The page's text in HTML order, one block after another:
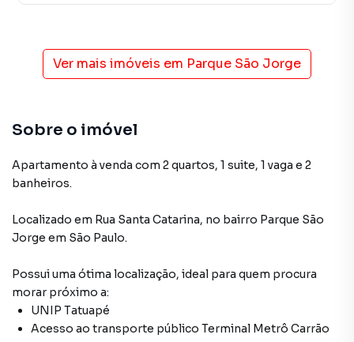
Ver mais imóveis em Parque São Jorge
Sobre o imóvel
Apartamento à venda com 2 quartos, 1 suite, 1 vaga e 2
banheiros.
Localizado em Rua Santa Catarina, no bairro Parque São
Jorge em São Paulo.
Possui uma ótima localização, ideal para quem procura
morar próximo a:
UNIP Tatuapé
Acesso ao transporte público Terminal Metrô Carrão